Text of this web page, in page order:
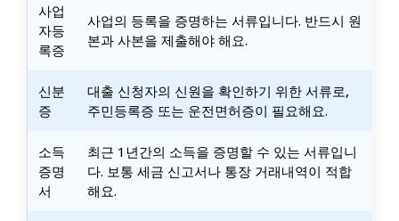
사업
자등
록증
사업의 등록을 증명하는 서류입니다. 반드시 원
본과 사본을 제출해야 해요.
신분
증
대출 신청자의 신원을 확인하기 위한 서류로,
주민등록증 또는 운전면허증이 필요해요.
소득
증명
서
최근 1년간의 소득을 증명할 수 있는 서류입니
다. 보통 세금 신고서나 통장 거래내역이 적합
해요.